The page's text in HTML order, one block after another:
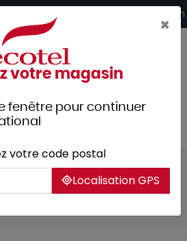
HT d’achat et retrait 2h en magasin
Arts de la table
et pots
×
votre magasin
fenêtre pour continuer
votre code postal
Localisation GPS
cookies